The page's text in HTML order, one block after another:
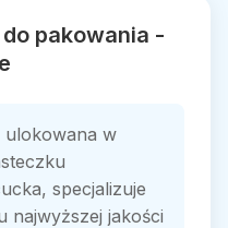
do pakowania -
ulokowana w
specjalizuje
najwyższej jakości